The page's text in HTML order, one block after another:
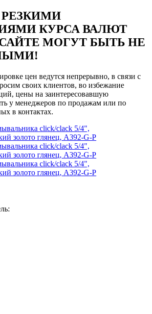
РЕЗКИМИ
КУРСА ВАЛЮТ
МОГУТ БЫТЬ НЕ
цен ведутся непрерывно, в связи с
своих клиентов, во избежание
цены на заинтересовавшую
у менеджеров по продажам или по
в контактах.